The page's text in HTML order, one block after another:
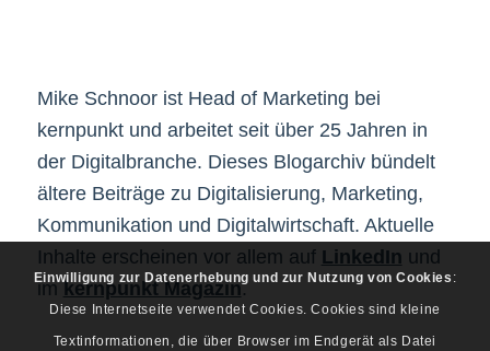
Mike Schnoor ist Head of Marketing bei
kernpunkt und arbeitet seit über 25 Jahren in
der Digitalbranche. Dieses Blogarchiv bündelt
ältere Beiträge zu Digitalisierung, Marketing,
Kommunikation und Digitalwirtschaft. Aktuelle
Inhalte erscheinen vor allem auf LinkedIn und
imkernpunkt Magazin.
Einwilligung zur Datenerhebung und zur Nutzung von Cookies :
Diese Internetseite verwendet Cookies. Cookies sind kleine
Textinformationen, die über Browser im Endgerät als Datei